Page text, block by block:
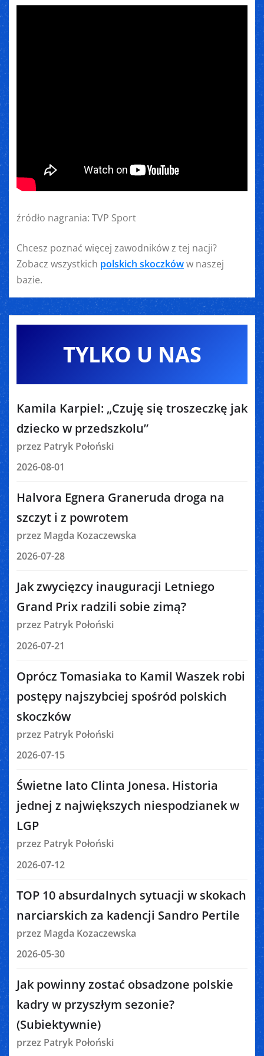
źródło nagrania: TVP Sport
Chcesz poznać więcej zawodników z tej nacji?
Zobacz wszystkich polskich skoczkóww naszej
bazie.
TYLKO U NAS
Kamila Karpiel: „Czuję się troszeczkę jak
dziecko w przedszkolu”
przez Patryk Połoński
2026-08-01
Halvora Egnera Graneruda droga na
szczyt i z powrotem
przez Magda Kozaczewska
2026-07-28
Jak zwycięzcy inauguracji Letniego
Grand Prix radzili sobie zimą?
przez Patryk Połoński
2026-07-21
Oprócz Tomasiaka to Kamil Waszek robi
postępy najszybciej spośród polskich
skoczków
przez Patryk Połoński
2026-07-15
Świetne lato Clinta Jonesa. Historia
jednej z największych niespodzianek w
LGP
przez Patryk Połoński
2026-07-12
TOP 10 absurdalnych sytuacji w skokach
narciarskich za kadencji Sandro Pertile
przez Magda Kozaczewska
2026-05-30
Jak powinny zostać obsadzone polskie
kadry w przyszłym sezonie?
(Subiektywnie)
przez Patryk Połoński